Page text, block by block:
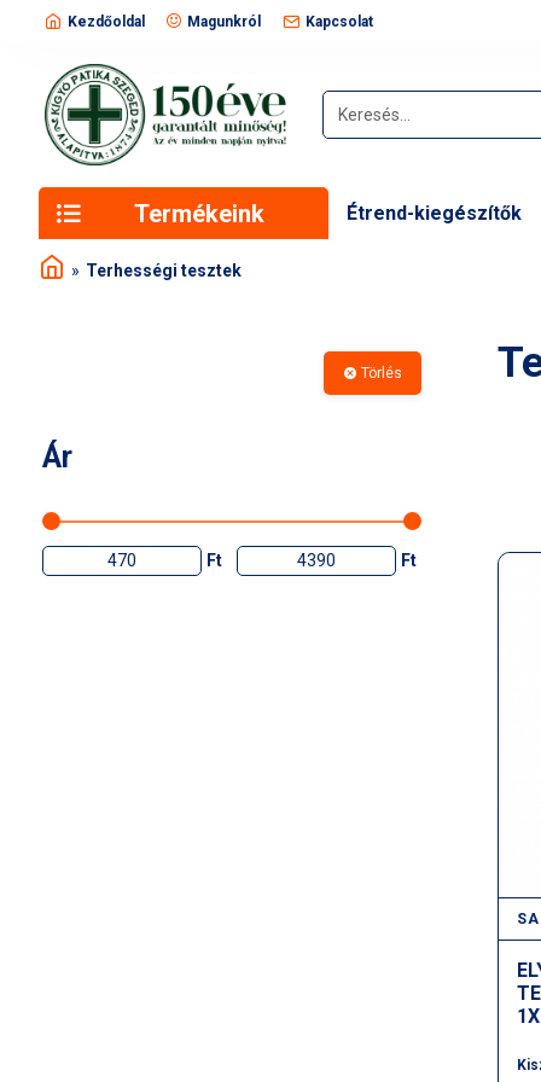
Kezdőoldal Magunkról Kapcsolat
Termékeink Étrend-kiegészítők
Terhességi tesztek
Törlés
Ár
Ft Ft
1X